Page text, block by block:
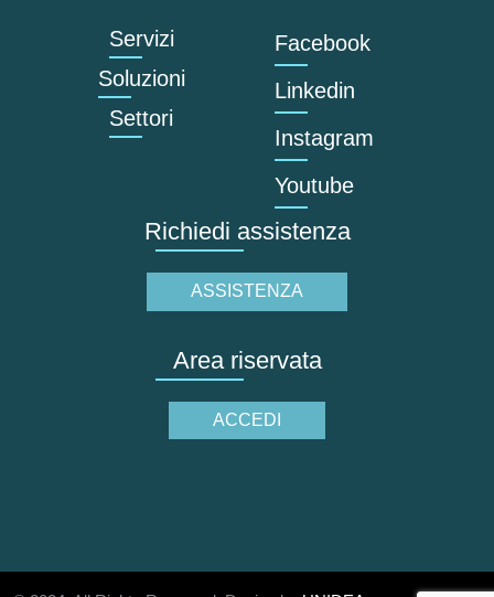
Servizi
Soluzioni
Settori
Facebook
Linkedin
Instagram
Youtube
Richiedi assistenza
ASSISTENZA
Area riservata
ACCEDI